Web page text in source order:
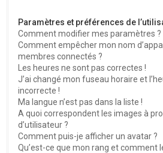
Paramètres et préférences de
Comment modifier mes paramètres ?
Comment empêcher mon nom
membres connectés ?
Les heures ne sont pas correctes !
J’ai changé mon fuseau horaire et
incorrecte !
Ma langue n’est pas dans la liste !
A quoi correspondent les images à
d’utilisateur ?
Comment puis-je afficher un avatar ?
Qu’est-ce que mon rang et comment